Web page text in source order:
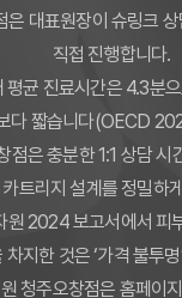
은 대표원장이 슈링크 상
직접 진행합니다.
평균 진료시간은 4.3분
다 짧습니다(OECD
점은 충분한 1:1 상담
트리지 설계를 정밀하
원 2024 보고서에서 피
차지한 것은 ‘가격 불투
청주오창점은 홈페이